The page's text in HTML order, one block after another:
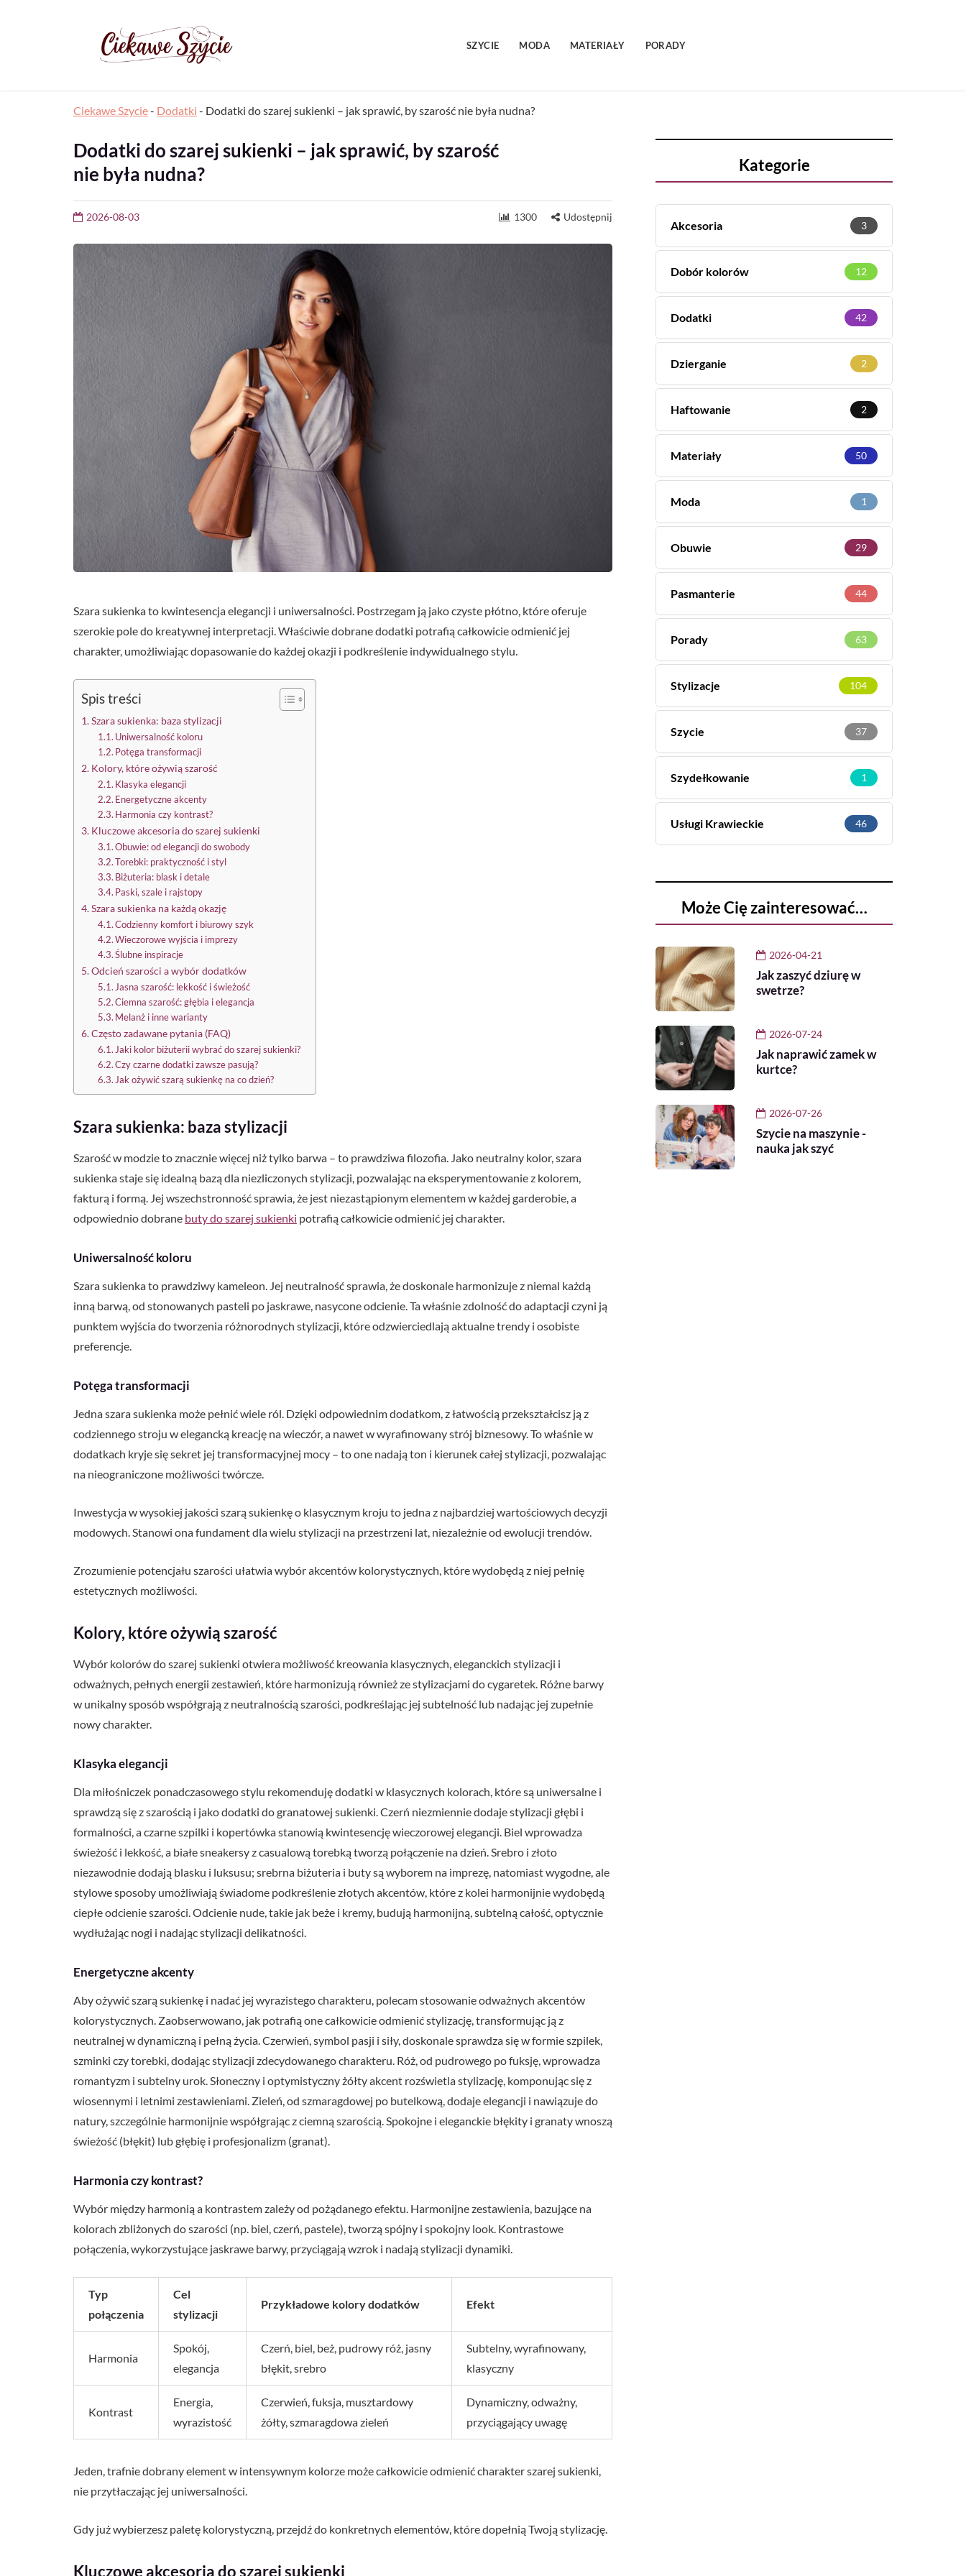
SZYCIE MODA MATERIAŁY PORADY
Ciekawe Szycie- Dodatki - Dodatki do szarej sukienki – jak sprawić, by szarość nie była nudna?
Dodatki do szarej sukienki – jak sprawić, by szarość
nie była nudna?
2026-08-03 1300 Udostępnij
Szara sukienka to kwintesencja elegancji i uniwersalności. Postrzegam ją jako czyste płótno, które oferuje
szerokie pole do kreatywnej interpretacji. Właściwie dobrane dodatki potrafią całkowicie odmienić jej
charakter, umożliwiając dopasowanie do każdej okazji i podkreślenie indywidualnego stylu.
Spis treści
Szara sukienka: baza stylizacji
Uniwersalność koloru
Potęga transformacji
Kolory, które ożywią szarość
Klasyka elegancji
Energetyczne akcenty
Harmonia czy kontrast?
Kluczowe akcesoria do szarej sukienki
Obuwie: od elegancji do swobody
Torebki: praktyczność i styl
Biżuteria: blask i detale
Paski, szale i rajstopy
Szara sukienka na każdą okazję
Codzienny komfort i biurowy szyk
Wieczorowe wyjścia i imprezy
Ślubne inspiracje
Odcień szarości a wybór dodatków
Jasna szarość: lekkość i świeżość
Ciemna szarość: głębia i elegancja
Melanż i inne warianty
Często zadawane pytania (FAQ)
Jaki kolor biżuterii wybrać do szarej sukienki?
Czy czarne dodatki zawsze pasują?
Jak ożywić szarą sukienkę na co dzień?
Szara sukienka: baza stylizacji
Szarość w modzie to znacznie więcej niż tylko barwa – to prawdziwa filozofia. Jako neutralny kolor, szara
sukienka staje się idealną bazą dla niezliczonych stylizacji, pozwalając na eksperymentowanie z kolorem,
fakturą i formą. Jej wszechstronność sprawia, że jest niezastąpionym elementem w każdej garderobie, a
odpowiednio dobrane buty do szarej sukienki potrafią całkowicie odmienić jej charakter.
Uniwersalność koloru
Szara sukienka to prawdziwy kameleon. Jej neutralność sprawia, że doskonale harmonizuje z niemal każdą
inną barwą, od stonowanych pasteli po jaskrawe, nasycone odcienie. Ta właśnie zdolność do adaptacji czyni ją
punktem wyjścia do tworzenia różnorodnych stylizacji, które odzwierciedlają aktualne trendy i osobiste
preferencje.
Potęga transformacji
Jedna szara sukienka może pełnić wiele ról. Dzięki odpowiednim dodatkom, z łatwością przekształcisz ją z
codziennego stroju w elegancką kreację na wieczór, a nawet w wyrafinowany strój biznesowy. To właśnie w
dodatkach kryje się sekret jej transformacyjnej mocy – to one nadają ton i kierunek całej stylizacji, pozwalając
na nieograniczone możliwości twórcze.
Inwestycja w wysokiej jakości szarą sukienkę o klasycznym kroju to jedna z najbardziej wartościowych decyzji
modowych. Stanowi ona fundament dla wielu stylizacji na przestrzeni lat, niezależnie od ewolucji trendów.
Zrozumienie potencjału szarości ułatwia wybór akcentów kolorystycznych, które wydobędą z niej pełnię
estetycznych możliwości.
Kolory, które ożywią szarość
Wybór kolorów do szarej sukienki otwiera możliwość kreowania klasycznych, eleganckich stylizacji i
odważnych, pełnych energii zestawień, które harmonizują również ze stylizacjami do cygaretek. Różne barwy
w unikalny sposób współgrają z neutralnością szarości, podkreślając jej subtelność lub nadając jej zupełnie
nowy charakter.
Klasyka elegancji
Dla miłośniczek ponadczasowego stylu rekomenduję dodatki w klasycznych kolorach, które są uniwersalne i
sprawdzą się z szarością i jako dodatki do granatowej sukienki. Czerń niezmiennie dodaje stylizacji głębi i
formalności, a czarne szpilki i kopertówka stanowią kwintesencję wieczorowej elegancji. Biel wprowadza
świeżość i lekkość, a białe sneakersy z casualową torebką tworzą połączenie na dzień. Srebro i złoto
niezawodnie dodają blasku i luksusu; srebrna biżuteria i buty są wyborem na imprezę, natomiast wygodne, ale
stylowe sposoby umożliwiają świadome podkreślenie złotych akcentów, które z kolei harmonijnie wydobędą
ciepłe odcienie szarości. Odcienie nude, takie jak beże i kremy, budują harmonijną, subtelną całość, optycznie
wydłużając nogi i nadając stylizacji delikatności.
Energetyczne akcenty
Aby ożywić szarą sukienkę i nadać jej wyrazistego charakteru, polecam stosowanie odważnych akcentów
kolorystycznych. Zaobserwowano, jak potrafią one całkowicie odmienić stylizację, transformując ją z
neutralnej w dynamiczną i pełną życia. Czerwień, symbol pasji i siły, doskonale sprawdza się w formie szpilek,
szminki czy torebki, dodając stylizacji zdecydowanego charakteru. Róż, od pudrowego po fuksję, wprowadza
romantyzm i subtelny urok. Słoneczny i optymistyczny żółty akcent rozświetla stylizację, komponując się z
wiosennymi i letnimi zestawieniami. Zieleń, od szmaragdowej po butelkową, dodaje elegancji i nawiązuje do
natury, szczególnie harmonijnie współgrając z ciemną szarością. Spokojne i eleganckie błękity i granaty wnoszą
świeżość (błękit) lub głębię i profesjonalizm (granat).
Harmonia czy kontrast?
Wybór między harmonią a kontrastem zależy od pożądanego efektu. Harmonijne zestawienia, bazujące na
kolorach zbliżonych do szarości (np. biel, czerń, pastele), tworzą spójny i spokojny look. Kontrastowe
połączenia, wykorzystujące jaskrawe barwy, przyciągają wzrok i nadają stylizacji dynamiki.
Typ
połączenia
Cel
stylizacji
Przykładowe kolory dodatków Efekt
Harmonia
Spokój,
elegancja
Czerń, biel, beż, pudrowy róż, jasny
błękit, srebro
Subtelny, wyrafinowany,
klasyczny
Kontrast
Energia,
wyrazistość
Czerwień, fuksja, musztardowy
żółty, szmaragdowa zieleń
Dynamiczny, odważny,
przyciągający uwagę
Jeden, trafnie dobrany element w intensywnym kolorze może całkowicie odmienić charakter szarej sukienki,
nie przytłaczając jej uniwersalności.
Gdy już wybierzesz paletę kolorystyczną, przejdź do konkretnych elementów, które dopełnią Twoją stylizację.
Kluczowe akcesoria do szarej sukienki
Kategorie
Akcesoria 3
Dobór kolorów 12
Dodatki 42
Dzierganie 2
Haftowanie 2
Materiały 50
Moda 1
Obuwie 29
Pasmanterie 44
Porady 63
Stylizacje 104
Szycie 37
Szydełkowanie 1
Usługi Krawieckie 46
Może Cię zainteresować…
2026-04-21
Jak zaszyć dziurę w
swetrze?
2026-07-24
Jak naprawić zamek w
kurtce?
2026-07-26
Szycie na maszynie -
nauka jak szyć